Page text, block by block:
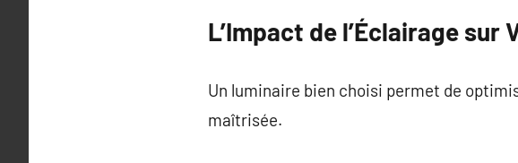
L’Impact de l’Éclairage sur
Un luminaire bien choisi permet de
maîtrisée.